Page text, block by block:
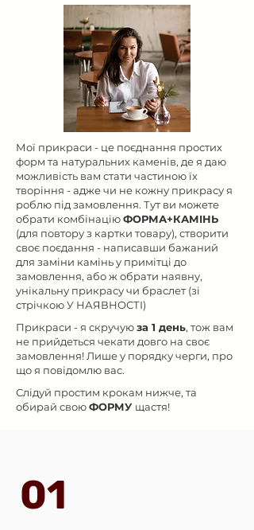
Мої прикраси - це поєднання простих
форм та натуральних каменів, де я даю
можливість вам стати частиною їх
творіння - адже чи не кожну прикрасу я
роблю під замовлення. Тут ви можете
обрати комбінаціюФОРМА+КАМІНЬ
(для повтору з картки товару), створити
своє поєдання - написавши бажаний
для заміни камінь у примітці до
замовлення, або ж обрати наявну,
унікальну прикрасу чи браслет (зі
стрічкою У НАЯВНОСТІ)
Прикраси - я скручуюза 1 день, тож вам
не прийдеться чекати довго на своє
замовлення! Лише у порядку черги, про
що я повідомлю вас.
Слідуй простим крокам нижче, та
обирай своюФОРМУ щастя!
01